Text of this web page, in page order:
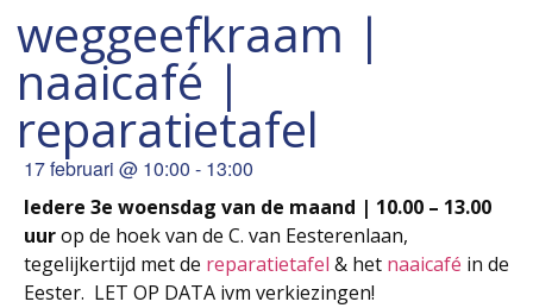
weggeefkraam |
naaicafé |
reparatietafel
17 februari @ 10:00 - 13:00
Iedere 3e woensdag van de maand | 10.00 – 13.00
uurop de hoek van de C. van Eesterenlaan,
tegelijkertijd met de reparatietafel & het naaicafé in de
Eester. LET OP DATA ivm verkiezingen!